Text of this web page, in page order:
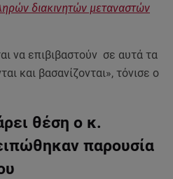
διακινητών μεταναστών
να επιβιβαστούν σε αυτά τα
και βασανίζονται», τόνισε ο
θέση ο κ.
παρουσία